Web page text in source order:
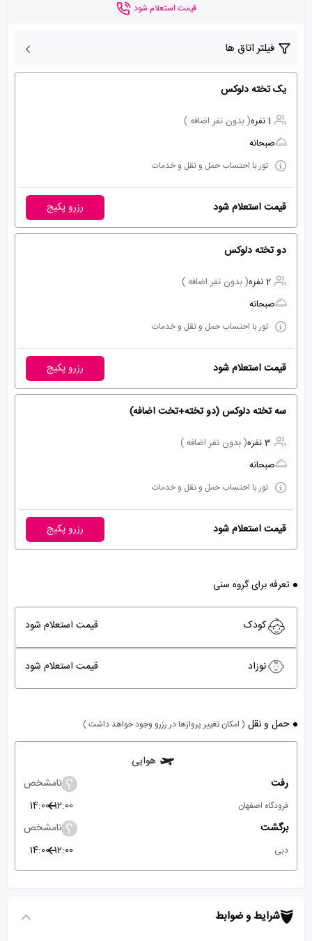
قیمت استعلام شود
فیلتر اتاق ها
یک تخته دلوکس
1 نفره
( بدون نفر اضافه )
صبحانه
تور با احتساب حمل و نقل و خدمات
قیمت استعلام شود رزرو پکیج
دو تخته دلوکس
2 نفره
( بدون نفر اضافه )
صبحانه
تور با احتساب حمل و نقل و خدمات
قیمت استعلام شود رزرو پکیج
سه تخته دلوکس (دو تخته+تخت اضافه)
3 نفره
( بدون نفر اضافه )
صبحانه
تور با احتساب حمل و نقل و خدمات
قیمت استعلام شود رزرو پکیج
تعرفه برای گروه سنی
کودک قیمت استعلام شود
نوزاد قیمت استعلام شود
حمل و نقل ( امکان تغییر پروازها در رزرو وجود خواهد داشت )
هوایی
رفت
نامشخص
فرودگاه اصفهان 12:00
14:00
برگشت
نامشخص
دبی 12:00
14:00
شرایط و ضوابط